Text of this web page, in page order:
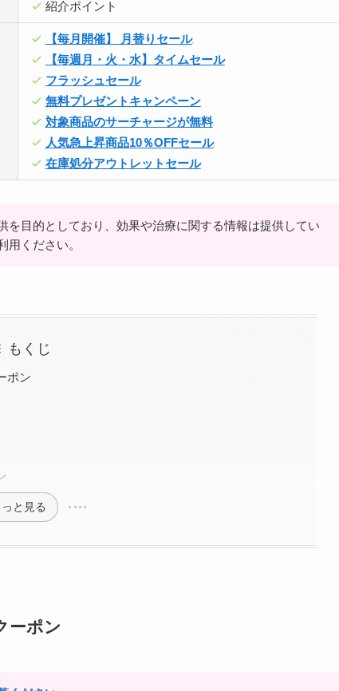
紹介ポイント
【毎月開催】 月替りセール
【毎週月・火・水】タイムセール
フラッシュセール
無料プレゼントキャンペーン
対象商品のサーチャージが無料
人気急上昇商品10％OFFセール
在庫処分アウトレットセール
を目的としており、効果や治療に関する情報は提供してい
用ください。
もくじ
ポン
っと見る
ーポン